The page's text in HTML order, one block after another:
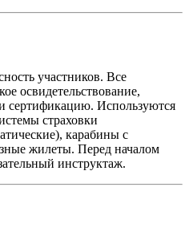
участников. Все
освидетельствование,
сертификацию. Используются
страховки
карабины с
жилеты. Перед началом
инструктаж.